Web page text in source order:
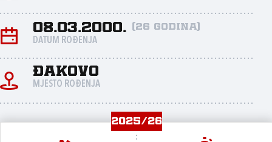
08.03.2000. (26 godina)
DATUM ROĐENJA
Đakovo
MJESTO ROĐENJA
2025/26